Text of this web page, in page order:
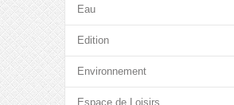
Eau
Edition
Environnement
Espace de Loisirs